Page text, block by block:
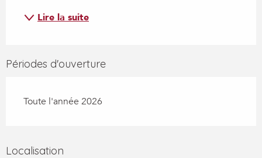
Lire la suite
Périodes d'ouverture
Toute l'année 2026
Localisation